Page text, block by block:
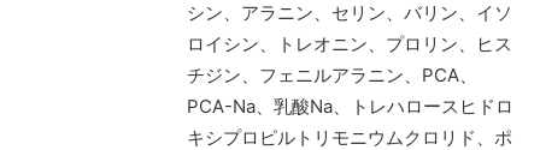
シン、アラニン、セリン、バリン、イソ
ロイシン、トレオニン、プロリン、ヒス
チジン、フェニルアラニン、PCA、
PCA-Na、乳酸Na、トレハロースヒドロ
キシプロピルトリモニウムクロリド、ポ